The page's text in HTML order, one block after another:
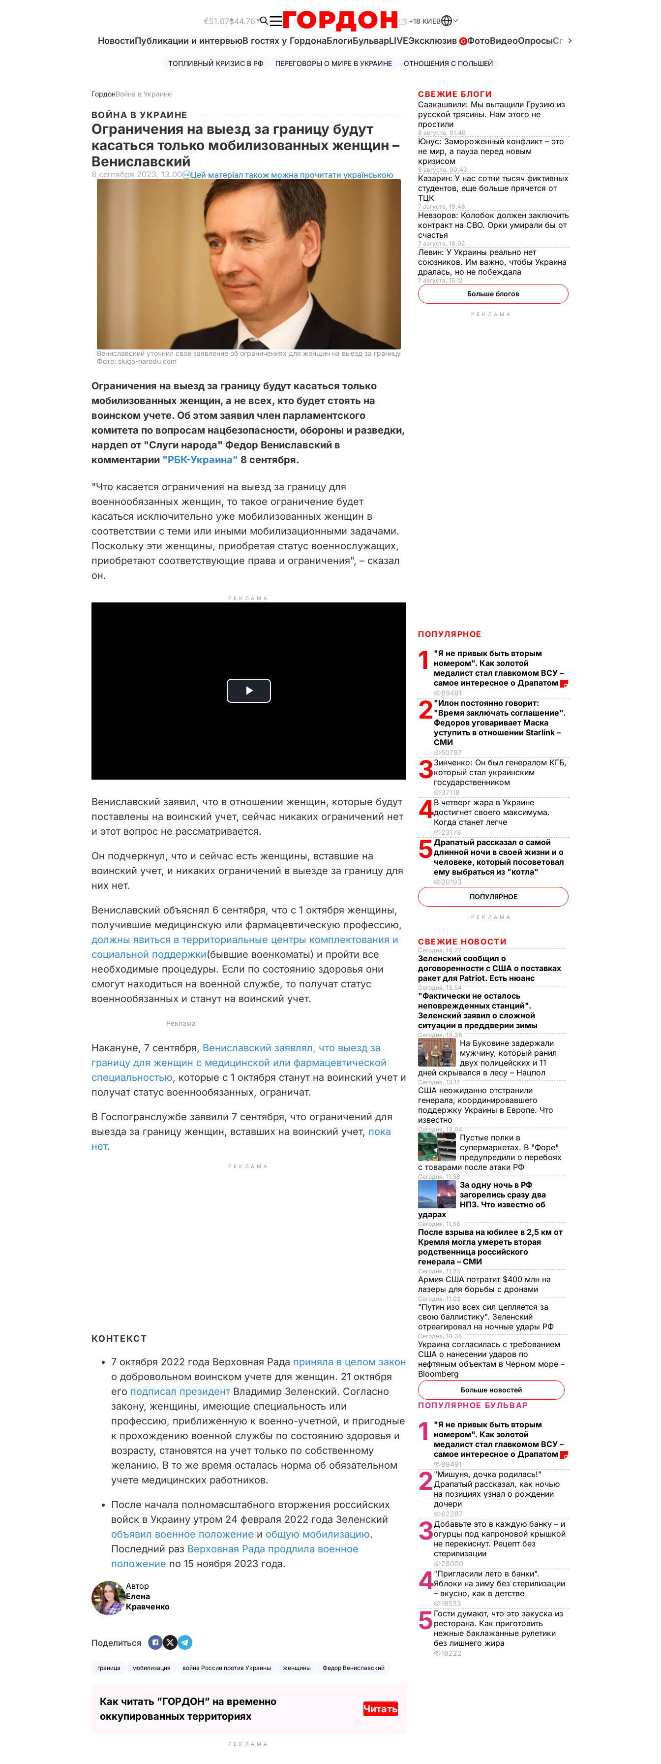
€51.67$44.76 +18 КИЕВ
НовостиПубликации и интервьюВ гостях у ГордонаБлогиБульварLIVEЭксклюзив ФотоВидеоОпросыСпецпроекты
ТОПЛИВНЫЙ КРИЗИС В РФ ПЕРЕГОВОРЫ О МИРЕ В УКРАИНЕ ОТНОШЕНИЯ С ПОЛЬШЕЙ
ГордонВойна в Украине
ВОЙНА В УКРАИНЕ
Ограничения на выезд за границу будут
касаться только мобилизованных женщин –
Вениславский
8 сентября 2023, 13.00 Цей матеріал також можна прочитати українською
Вениславский уточнил свое заявление об ограничениях для женщин на выезд за границу
Фото: sluga-narodu.com
Ограничения на выезд за границу будут касаться только
мобилизованных женщин, а не всех, кто будет стоять на
воинском учете. Об этом заявил член парламентского
комитета по вопросам нацбезопасности, обороны и разведки,
нардеп от "Слуги народа" Федор Вениславский в
комментарии "РБК-Украина" 8 сентября.
"Что касается ограничения на выезд за границу для
военнообязанных женщин, то такое ограничение будет
касаться исключительно уже мобилизованных женщин в
соответствии с теми или иными мобилизационными задачами.
Поскольку эти женщины, приобретая статус военнослужащих,
приобретают соответствующие права и ограничения", – сказал
он.
РЕКЛАМА
P
i
d
e
o
Вениславский заявил, что в отношении женщин, которые будут
поставлены на воинский учет, сейчас никаких ограничений нет
и этот вопрос не рассматривается.
Он подчеркнул, что и сейчас есть женщины, вставшие на
воинский учет, и никаких ограничений в выезде за границу для
них нет.
Вениславский объяснял 6 сентября, что с 1 октября женщины,
получившие медицинскую или фармацевтическую профессию,
должны явиться в территориальные центры комплектования и
социальной поддержки(бывшие военкоматы) и пройти все
необходимые процедуры. Если по состоянию здоровья они
смогут находиться на военной службе, то получат статус
военнообязанных и станут на воинский учет.
Накануне, 7 сентября, Вениславский заявлял, что выезд за
границу для женщин с медицинской или фармацевтической
специальностью, которые с 1 октября станут на воинский учет и
получат статус военнообязанных, ограничат.
В Госпогранслужбе заявили 7 сентября, что ограничений для
выезда за границу женщин, вставших на воинский учет, пока
нет.
РЕКЛАМА
КОНТЕКСТ
7 октября 2022 года Верховная Рада приняла в целом закон
о добровольном воинском учете для женщин. 21 октября
его подписал президентВладимир Зеленский. Согласно
закону, женщины, имеющие специальность или
профессию, приближенную к военно-учетной, и пригодные
к прохождению военной службы по состоянию здоровья и
возрасту, становятся на учет только по собственному
желанию. В то же время осталась норма об обязательном
учете медицинских работников.
После начала полномасштабного вторжения российских
войск в Украину утром 24 февраля 2022 года Зеленский
объявил военное положение и общую мобилизацию.
Последний раз Верховная Рада продлила военное
положение по 15 ноября 2023 года.
Автор
Елена
Кравченко
Поделиться
граница мобилизация война России против Украины женщины Федор Вениславский
Как читать ”ГОРДОН” на временно
оккупированных территориях
Читать
РЕКЛАМА
СВЕЖИЕ БЛОГИ
Саакашвили: Мы вытащили Грузию из
русской трясины. Нам этого не
простили
8 августа, 01.40
Юнус: Замороженный конфликт – это
не мир, а пауза перед новым
кризисом
8 августа, 00.43
Казарин: У нас сотни тысяч фиктивных
студентов, еще больше прячется от
ТЦК
7 августа, 19.48
Невзоров: Колобок должен заключить
контракт на СВО. Орки умирали бы от
счастья
7 августа, 16.02
Левин: У Украины реально нет
союзников. Им важно, чтобы Украина
дралась, но не побеждала
7 августа, 15.12
Больше блогов
РЕКЛАМА
ПОПУЛЯРНОЕ
1
"Я не привык быть вторым
номером". Как золотой
медалист стал главкомом ВСУ –
самое интересное о Драпатом
89491
2 "Илон постоянно говорит:
"Время заключать соглашение".
Федоров уговаривает Маска
уступить в отношении Starlink –
СМИ
50797
3Зинченко: Он был генералом КГБ,
который стал украинским
государственником
37118
4В четверг жара в Украине
достигнет своего максимума.
Когда станет легче
23178
5Драпатый рассказал о самой
длинной ночи в своей жизни и о
человеке, который посоветовал
ему выбраться из "котла"
20193
ПОПУЛЯРНОЕ
РЕКЛАМА
СВЕЖИЕ НОВОСТИ
Сегодня, 14.27
Зеленский сообщил о
договоренности с США о поставках
ракет для Patriot. Есть нюанс
Сегодня, 13.54
"Фактически не осталось
неповрежденных станций".
Зеленский заявил о сложной
ситуации в преддверии зимы
Сегодня, 13.38
На Буковине задержали
мужчину, который ранил
двух полицейских и 11
дней скрывался в лесу – Нацпол
Сегодня, 13.17
США неожиданно отстранили
генерала, координировавшего
поддержку Украины в Европе. Что
известно
Сегодня, 13.04
Пустые полки в
супермаркетах. В "Форе"
предупредили о перебоях
с товарами после атаки РФ
Сегодня, 11.58
За одну ночь в РФ
загорелись сразу два
НПЗ. Что известно об
ударах
Сегодня, 11.58
После взрыва на юбилее в 2,5 км от
Кремля могла умереть вторая
родственница российского
генерала – СМИ
Сегодня, 11.23
Армия США потратит $400 млн на
лазеры для борьбы с дронами
Сегодня, 11.02
"Путин изо всех сил цепляется за
свою баллистику". Зеленский
отреагировал на ночные удары РФ
Сегодня, 10.35
Украина согласилась с требованием
США о нанесении ударов по
нефтяным объектам в Черном море –
Bloomberg
Больше новостей
ПОПУЛЯРНОЕ БУЛЬВАР
1
"Я не привык быть вторым
номером". Как золотой
медалист стал главкомом ВСУ –
самое интересное о Драпатом
89491
2 "Мишуня, дочка родилась!"
Драпатый рассказал, как ночью
на позициях узнал о рождении
дочери
62287
3Добавьте это в каждую банку – и
огурцы под капроновой крышкой
не перекиснут. Рецепт без
стерилизации
28000
4"Пригласили лето в банки".
Яблоки на зиму без стерилизации
– вкусно, как в детстве
18533
5 Гости думают, что это закуска из
ресторана. Как приготовить
нежные баклажанные рулетики
без лишнего жира
18222